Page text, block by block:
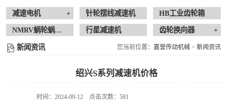
减速电机 + 针轮摆线减速机 HB工业齿轮箱
NMRV蜗轮蜗杆减速机 行星减速机 齿轮换向器 +
非标定制减速机 KM系列准双曲面减速机
新闻资讯 您当前位置： 嘉誉传动机械 > 新闻资讯
绍兴S系列减速机价格
时间：2024-09-12 点击次数：581
齿轮换向器
非标定制减速机